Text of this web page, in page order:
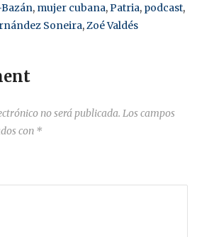
, mujer cubana, Patria, podcast,
Soneira, Zoé Valdés
no será publicada. Los campos
con *